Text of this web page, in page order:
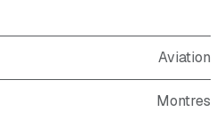
Aviation
Montres